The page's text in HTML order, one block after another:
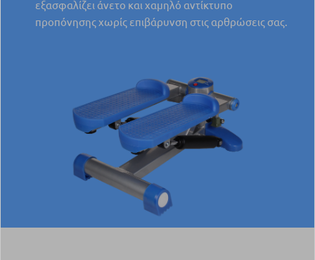
εξασφαλίζει άνετο και χαμηλό αντίκτυπο
προπόνησης χωρίς επιβάρυνση στις αρθρώσεις σας.